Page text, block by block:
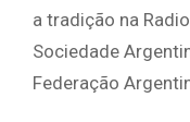
a tradição na
Sociedade
Federação